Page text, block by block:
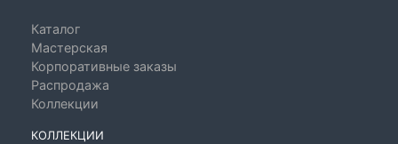
Каталог
Мастерская
Корпоративные заказы
Распродажа
Коллекции
КОЛЛЕКЦИИ